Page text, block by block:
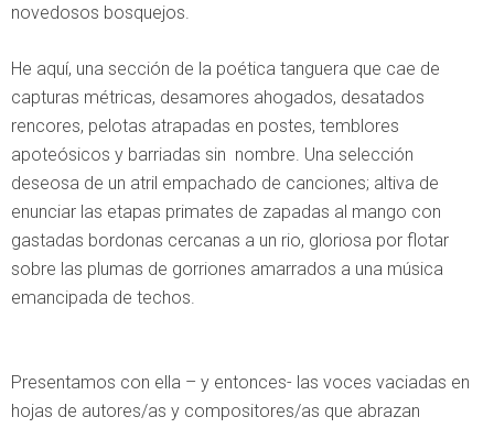
novedosos bosquejos.
He aquí, una sección de la poética tanguera que cae de
capturas métricas, desamores ahogados, desatados
rencores, pelotas atrapadas en postes, temblores
apoteósicos y barriadas sin nombre. Una selección
deseosa de un atril empachado de canciones; altiva de
enunciar las etapas primates de zapadas al mango con
gastadas bordonas cercanas a un rio, gloriosa por flotar
sobre las plumas de gorriones amarrados a una música
emancipada de techos.
Presentamos con ella – y entonces- las voces vaciadas en
hojas de autores/as y compositores/as que abrazan